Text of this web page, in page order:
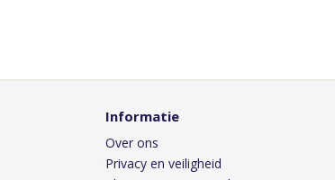
Informatie
Over ons
Privacy en veiligheid